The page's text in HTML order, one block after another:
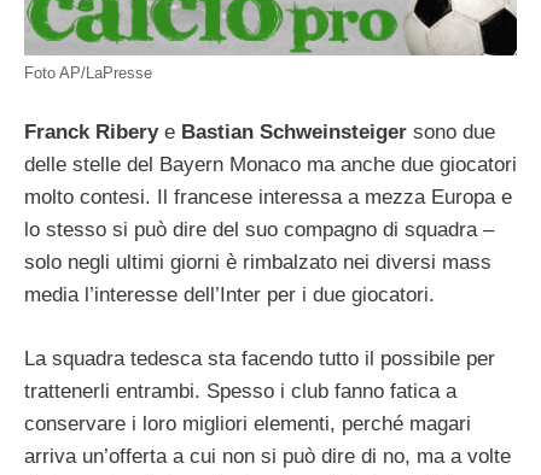
Foto AP/LaPresse
Franck Riberye Bastian Schweinsteiger sono due
delle stelle del Bayern Monaco ma anche due giocatori
molto contesi. Il francese interessa a mezza Europa e
lo stesso si può dire del suo compagno di squadra –
solo negli ultimi giorni è rimbalzato nei diversi mass
media l’interesse dell’Inter per i due giocatori.
La squadra tedesca sta facendo tutto il possibile per
trattenerli entrambi. Spesso i club fanno fatica a
conservare i loro migliori elementi, perché magari
arriva un’offerta a cui non si può dire di no, ma a volte